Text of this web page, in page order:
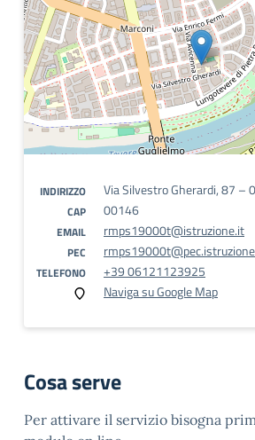
INDIRIZZO Via Silvestro Gherardi, 87 –
CAP 00146
EMAIL rmps19000t@istruzione.it
PEC
TELEFONO
+39 06121123925
Naviga su Google Map
Cosa serve
Per attivare il servizio bisogna